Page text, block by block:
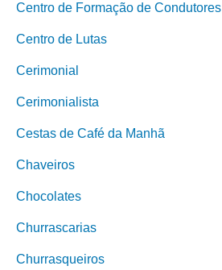
Centro de Formação de Condutores
Centro de Lutas
Cerimonial
Cerimonialista
Cestas de Café da Manhã
Chaveiros
Chocolates
Churrascarias
Churrasqueiros